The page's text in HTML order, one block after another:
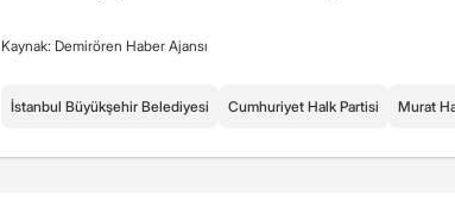
Kaynak: Demirören Haber Ajansı
İstanbul Büyükşehir Belediyesi Cumhuriyet Halk Partisi Murat